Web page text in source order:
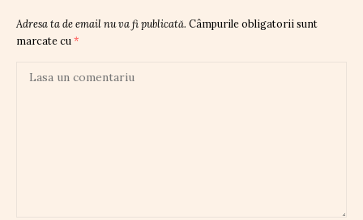
Adresa ta de email nu va fi publicată. Câmpurile obligatorii sunt
marcate cu *